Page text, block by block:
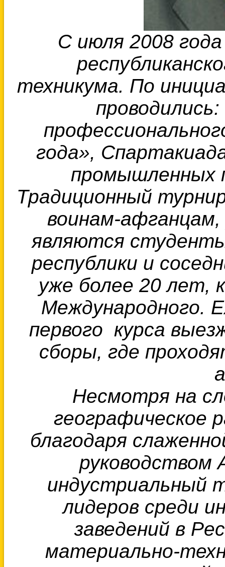
С июля 2008
техникума. По
проводились:
года»,
промышленных
Традиционный
воинам-
являются
республики и
уже более 20 лет,
Международного.
первого курса
сборы, где
Несмотря на
географическое
благодаря
руководством
индустриальный
лидеров среди
заведений в
материально-